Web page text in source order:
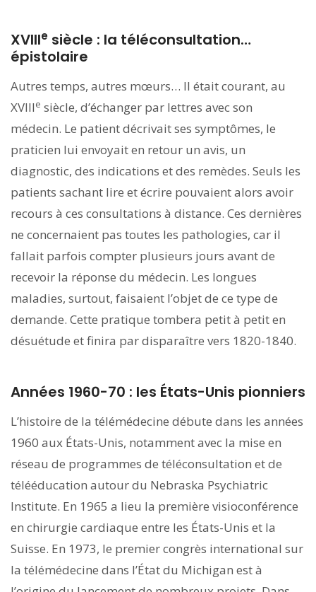
XVIIIe siècle : la téléconsultation…
épistolaire
Autres temps, autres mœurs… Il était courant, au
XVIIIe siècle, d’échanger par lettres avec son
médecin. Le patient décrivait ses symptômes, le
praticien lui envoyait en retour un avis, un
diagnostic, des indications et des remèdes. Seuls les
patients sachant lire et écrire pouvaient alors avoir
recours à ces consultations à distance. Ces dernières
ne concernaient pas toutes les pathologies, car il
fallait parfois compter plusieurs jours avant de
recevoir la réponse du médecin. Les longues
maladies, surtout, faisaient l’objet de ce type de
demande. Cette pratique tombera petit à petit en
désuétude et finira par disparaître vers 1820-1840.
Années 1960-70 : les États-Unis pionniers
L’histoire de la télémédecine débute dans les années
1960 aux États-Unis, notamment avec la mise en
réseau de programmes de téléconsultation et de
télééducation autour du Nebraska Psychiatric
Institute. En 1965 a lieu la première visioconférence
en chirurgie cardiaque entre les États-Unis et la
Suisse. En 1973, le premier congrès international sur
la télémédecine dans l’État du Michigan est à